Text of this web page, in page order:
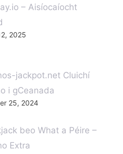
– Aisíocaíocht
2025
jackpot.net Cluichí
i gCeanada
25, 2024
beo What a Péire –
Extra